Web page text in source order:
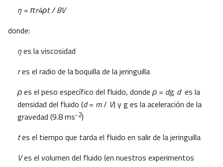
ŋ = πr4ρt / 8V
donde:
ŋes la viscosidad
res el radio de la boquilla de la jeringuilla
ρes el peso específico del fluido, donde ρ = dg, d es la
densidad del fluido (d= m/ V) y g es la aceleración de la
gravedad (9.8 ms-2)
tes el tiempo que tarda el fluido en salir de la jeringuilla
Ves el volumen del fluido (en nuestros experimentos